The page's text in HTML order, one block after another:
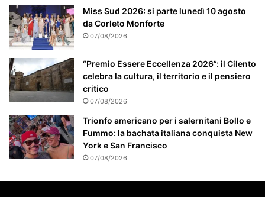
a
t
t
e
z
i
o
n
a
t
o
Miss Sud 2026: si parte lunedì 10 agosto
da Corleto Monforte
07/08/2026
“Premio Essere Eccellenza 2026”: il Cilento
celebra la cultura, il territorio e il pensiero
critico
07/08/2026
Trionfo americano per i salernitani Bollo e
Fummo: la bachata italiana conquista New
York e San Francisco
07/08/2026